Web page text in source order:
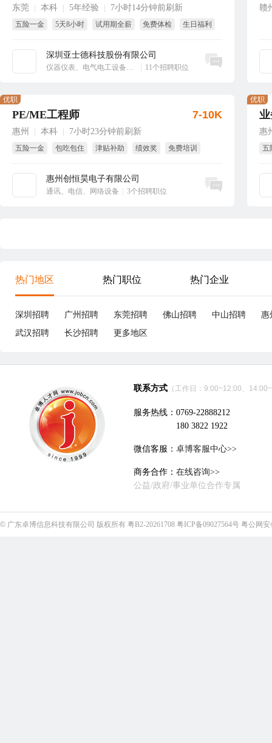
东莞 本科 5年经验 7小时14分钟前刷新
五险一金 5天8小时 试用期全薪 免费体检
生日福利
深圳亚士德科技股份有限公司
仪器仪表、电气电工设备、工业自动化 11个招聘职位
立即沟通
赣
PE/ME工程师
惠州 本科 7小时23分钟前刷新
五险一金 包吃包住 津贴补助 绩效奖
免费培训
惠州创恒昊电子有限公司
通讯、电信、网络设备 3个招聘职位
优职
7-10K
立即沟通
惠
五
优职
热门地区 热门职位 热门企业
深圳招聘 广州招聘 东莞招聘 佛山招聘 中山招聘
惠
武汉招聘
长沙招聘 更多地区
联系方式 （工作日：9:00~12:00、
服务热线：0769-22888212
180 3822 1922
微信客服： 卓博客服中心>>
商务合作： 在线咨询>>
公益/政府/事业单位合作专属
© 广东卓博信息科技有限公司 版权所有 粤B2-20261708 粤ICP备09027564号 粤公网安